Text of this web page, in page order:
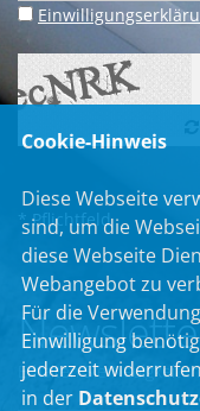
* Pflichtfeld
Erhalten Sie
Cookie-Hinweis
Diese Webseite
sind, um die
diese Webseite
Webangebot zu
Für die
Einwilligung
jederzeit
in der